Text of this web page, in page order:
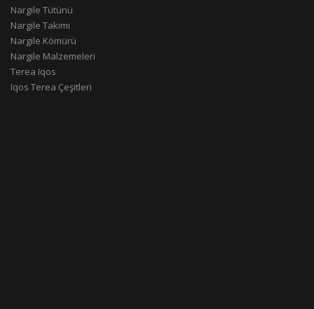
Nargile Tütünü
Nargile Takımı
Nargile Kömürü
Nargile Malzemeleri
Terea Iqos
Iqos Terea Çeşitleri